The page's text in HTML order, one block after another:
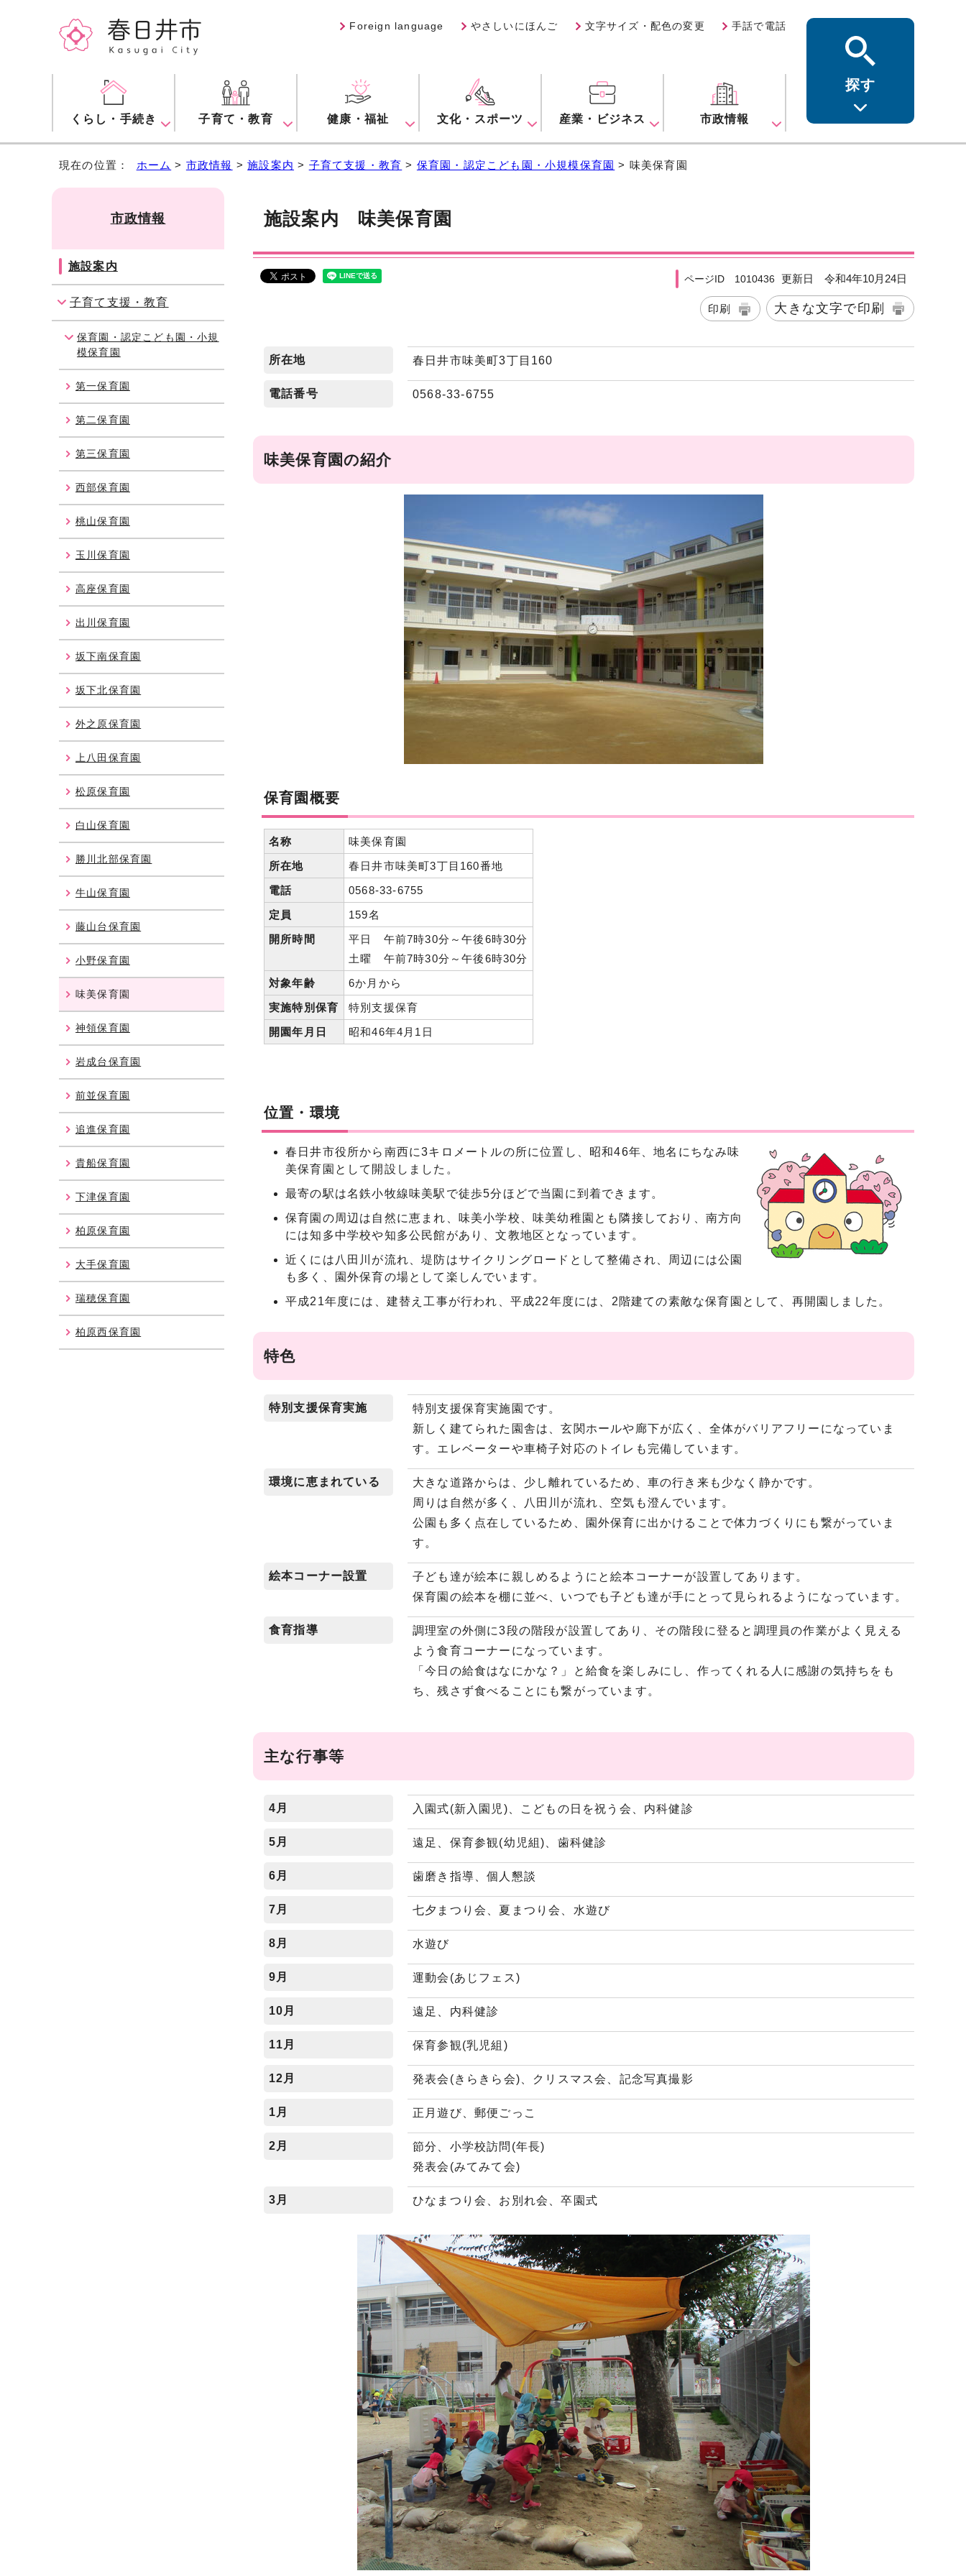
Foreign language やさしいにほんご 文字サイズ・配色の変更 手話で電話
くらし・手続き 子育て・教育 健康・福祉 文化・スポーツ 産業・ビジネス 市政情報
探す
現在の位置： ホーム > 市政情報 >施設案内 > 子育て支援・教育 > 保育園・認定こども園・小規模保育園 > 味美保育園
施設案内 味美保育園
ページID 1010436 更新日 令和4年10月24日
印刷 大きな文字で印刷
所在地 春日井市味美町3丁目160
電話番号 0568-33-6755
味美保育園の紹介
保育園概要
名称
味美保育園
所在地
春日井市味美町3丁目160番地
電話
0568-33-6755
定員
159名
開所時間
平日 午前7時30分～午後6時30分
土曜 午前7時30分～午後6時30分
対象年齢
6か月から
実施特別保育
特別支援保育
開園年月日
昭和46年4月1日
位置・環境
春日井市役所から南西に3キロメートルの所に位置し、昭和46年、地名にちなみ味
美保育園として開設しました。
最寄の駅は名鉄小牧線味美駅で徒歩5分ほどで当園に到着できます。
保育園の周辺は自然に恵まれ、味美小学校、味美幼稚園とも隣接しており、南方向
には知多中学校や知多公民館があり、文教地区となっています。
近くには八田川が流れ、堤防はサイクリングロードとして整備され、周辺には公園
も多く、園外保育の場として楽しんでいます。
平成21年度には、建替え工事が行われ、平成22年度には、2階建ての素敵な保育園として、再開園しました。
特色
特別支援保育実施
特別支援保育実施園です。
新しく建てられた園舎は、玄関ホールや廊下が広く、全体がバリアフリーになっていま
す。エレベーターや車椅子対応のトイレも完備しています。
環境に恵まれている
大きな道路からは、少し離れているため、車の行き来も少なく静かです。
周りは自然が多く、八田川が流れ、空気も澄んでいます。
公園も多く点在しているため、園外保育に出かけることで体力づくりにも繋がっていま
す。
絵本コーナー設置
子ども達が絵本に親しめるようにと絵本コーナーが設置してあります。
保育園の絵本を棚に並べ、いつでも子ども達が手にとって見られるようになっています。
食育指導
調理室の外側に3段の階段が設置してあり、その階段に登ると調理員の作業がよく見える
よう食育コーナーになっています。
「今日の給食はなにかな？」と給食を楽しみにし、作ってくれる人に感謝の気持ちをも
ち、残さず食べることにも繋がっています。
主な行事等
4月 入園式(新入園児)、こどもの日を祝う会、内科健診
5月 遠足、保育参観(幼児組)、歯科健診
6月 歯磨き指導、個人懇談
7月 七夕まつり会、夏まつり会、水遊び
8月 水遊び
9月 運動会(あじフェス)
10月 遠足、内科健診
11月 保育参観(乳児組)
12月 発表会(きらきら会)、クリスマス会、記念写真撮影
1月 正月遊び、郵便ごっこ
2月
節分、小学校訪問(年長)
発表会(みてみて会)
3月 ひなまつり会、お別れ会、卒園式
市政情報
施設案内
子育て支援・教育
保育園・認定こども園・小規
模保育園
第一保育園
第二保育園
第三保育園
西部保育園
桃山保育園
玉川保育園
高座保育園
出川保育園
坂下南保育園
坂下北保育園
外之原保育園
上八田保育園
松原保育園
白山保育園
勝川北部保育園
牛山保育園
藤山台保育園
小野保育園
味美保育園
神領保育園
岩成台保育園
前並保育園
追進保育園
貴船保育園
下津保育園
柏原保育園
大手保育園
瑞穂保育園
柏原西保育園